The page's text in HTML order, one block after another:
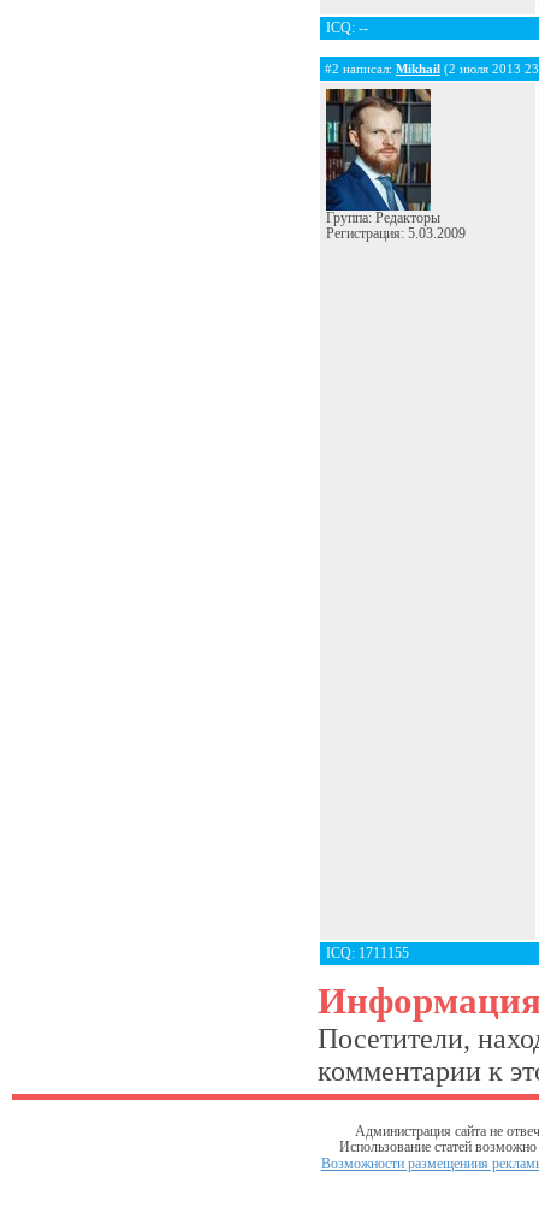
ICQ: --
#2 написал: Mikhail(2 июля 2013
Группа: Редакторы
Регистрация: 5.03.2009
ICQ: 1711155
Посетители,
комментарии к
Администрация сайта не
Использование статей
Возможности размещениия